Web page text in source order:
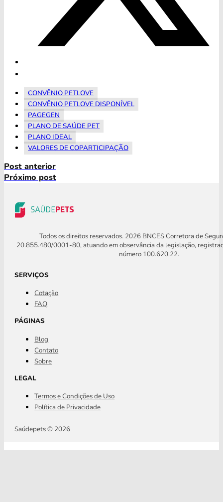
CONVÊNIO PETLOVE
CONVÊNIO PETLOVE DISPONÍVEL
PAGEGEN
PLANO DE SAÚDE PET
PLANO IDEAL
VALORES DE COPARTICIPAÇÃO
Post anterior
Próximo post
Todos os direitos reservados. 2026 BNCES Corretora de
20.855.480/0001-80, atuando em observância da legislação,
número 100.620.22.
SERVIÇOS
Cotação
FAQ
PÁGINAS
Blog
Contato
Sobre
LEGAL
Termos e Condições de Uso
Política de Privacidade
Saúdepets © 2026